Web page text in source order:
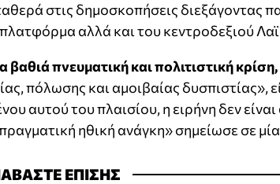
στις δημοσκοπήσεις διεξάγοντας
αλλά και του κεντροδεξιού
πνευματική και πολιτιστική κρίση,
πόλωσης και αμοιβαίας δυσπιστίας»,
αυτού του πλαισίου, η ειρήνη δεν
ηθική ανάγκη» σημείωσε σε
ΕΠΙΣΗΣ